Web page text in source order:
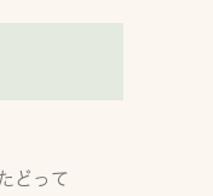
どって